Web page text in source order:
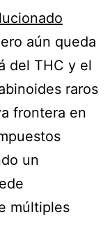
aún queda
del THC y el
raros
frontera en
un
múltiples